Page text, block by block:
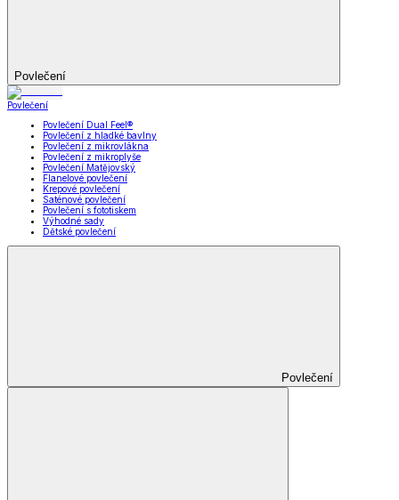
Povlečení
Povlečení
Povlečení Dual Feel®
Povlečení z hladké bavlny
Povlečení z mikrovlákna
Povlečení z mikroplyše
Povlečení Matějovský
Flanelové povlečení
Krepové povlečení
Saténové povlečení
Povlečení s fototiskem
Výhodné sady
Dětské povlečení
Povlečení